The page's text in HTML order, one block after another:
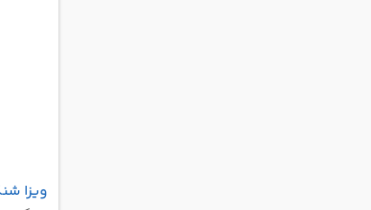
ویزا